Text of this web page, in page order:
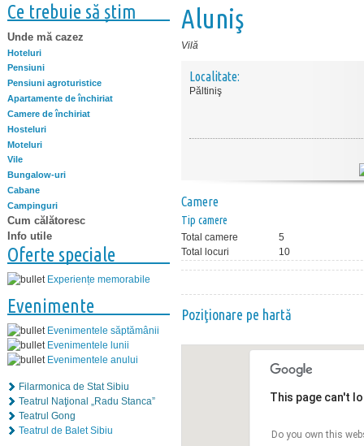
Ce trebuie să știm
Unde mă cazez
Hoteluri
Pensiuni
Pensiuni agroturistice
Apartamente de închiriat
Camere de închiriat
Hosteluri
Moteluri
Vile
Bungalow-uri
Cabane
Campinguri
Cum călătoresc
Info utile
Oferte speciale
Experiențe memorabile
Evenimente
Evenimentele săptămânii
Evenimentele lunii
Evenimentele anului
Filarmonica de Stat Sibiu
Teatrul Naţional „Radu Stanca”
Teatrul Gong
Teatrul de Balet Sibiu
Aluniş
Vilă
Localitate:
Păltiniş
Camere
Tip camere
Total camere
5
Total locuri
10
Poziţionare pe hartă
This page can't
Do you own this